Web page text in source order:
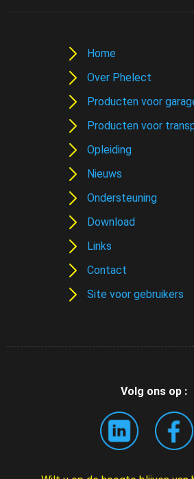
Home
Over Phelect
Producten voor
Producten voor
Opleiding
Nieuws
Ondersteuning
Download
Links
Contact
Site voor gebruikers
Volg ons op :